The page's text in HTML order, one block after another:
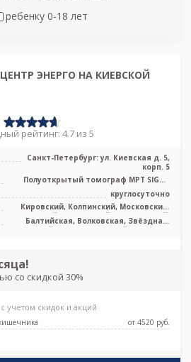
ребенку 0-18 лет
ЭНЕРГО НА КИЕВСКОЙ
рейтинг: 4.7 из 5
Санкт-Петербург: ул. Киевская д. 5,
корп. 5
Полуоткрытый томограф МРТ SIGNA
...
круглосуточно
Кировский, Колпинский, Московский,
Невский, Пушкинский, Фрунзенский,
Лен. область
Балтийская, Волковская, Звёздная,
Кировский завод, Ленинский проспект,
Фрунзенская, Электросила, Дунайская,
Боровая, Заставская, Броневая
со скидкой 30%
учетом скидок и акций
от 4520 pуб.